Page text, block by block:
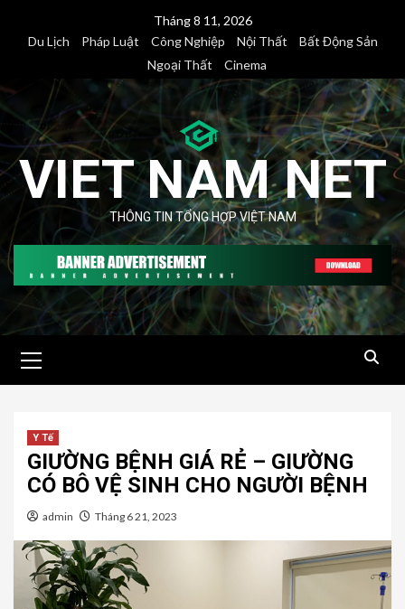
Tháng 8 11, 2026
Du Lịch
Pháp Luật Công Nghiệp Nội Thất
Bất Động Sản
Ngoại Thất
Cinema
VIET NAM NET
THÔNG TIN TỔNG HỢP VIỆT NAM
Menu
Y Tế
GIƯỜNG BỆNH GIÁ RẺ – GIƯỜNG
CÓ BÔ VỆ SINH CHO NGƯỜI BỆNH
admin Tháng 6 21, 2023